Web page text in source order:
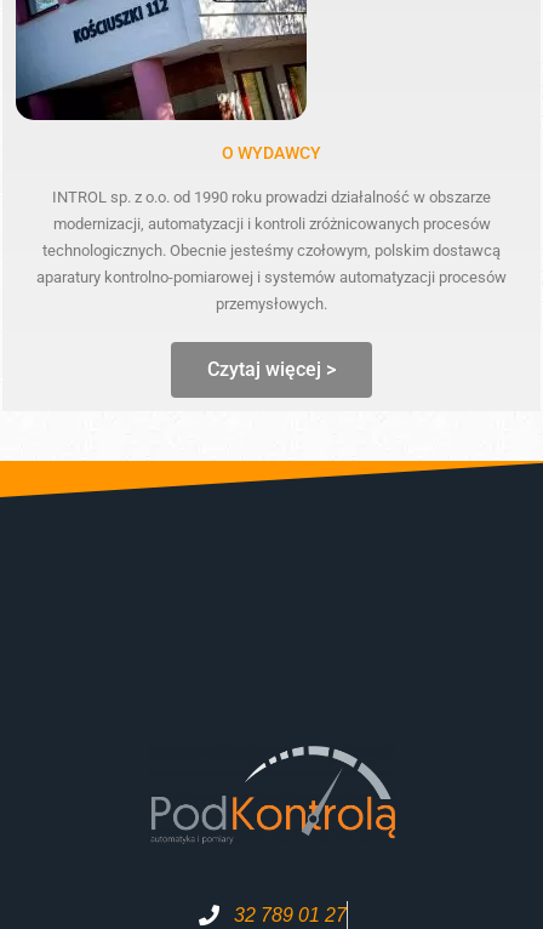
O WYDAWCY
INTROL sp. z o.o. od 1990 roku prowadzi działalność w obszarze
modernizacji, automatyzacji i kontroli zróżnicowanych procesów
technologicznych. Obecnie jesteśmy czołowym, polskim dostawcą
aparatury kontrolno-pomiarowej i systemów automatyzacji procesów
przemysłowych.
Czytaj więcej >
32 789 01 27